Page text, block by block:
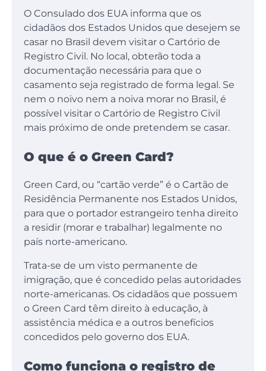
O Consulado dos EUA informa que os
cidadãos dos Estados Unidos que desejem se
casar no Brasil devem visitar o Cartório de
Registro Civil. No local, obterão toda a
documentação necessária para que o
casamento seja registrado de forma legal. Se
nem o noivo nem a noiva morar no Brasil, é
possível visitar o Cartório de Registro Civil
mais próximo de onde pretendem se casar.
O que é o Green Card?
Green Card, ou “cartão verde” é o Cartão de
Residência Permanente nos Estados Unidos,
para que o portador estrangeiro tenha direito
a residir (morar e trabalhar) legalmente no
país norte-americano.
Trata-se de um visto permanente de
imigração, que é concedido pelas autoridades
norte-americanas. Os cidadãos que possuem
o Green Card têm direito à educação, à
assistência médica e a outros benefícios
concedidos pelo governo dos EUA.
Como funciona o registro de